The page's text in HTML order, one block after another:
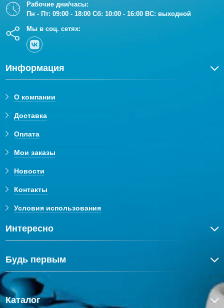
Рабочие дни/часы:
Пн - Пт: 09:00 - 18:00 Сб: 10:00 - 16:00 ВС: выходной
Мы в соц. сетях:
Информация
О компании
Доставка
Оплата
Мои заказы
Новости
Контакты
Условия использования
Интересно
Будь первым
Каталог